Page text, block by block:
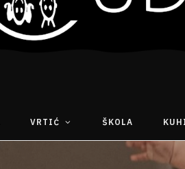
VRTIĆ ŠKOLA